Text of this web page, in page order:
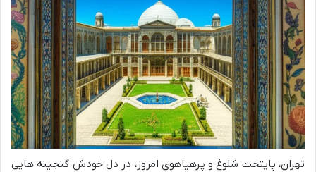
تهران، پایتخت شلوغ و پرهیاهوی امروز، در دل خودش گنجینه هایی